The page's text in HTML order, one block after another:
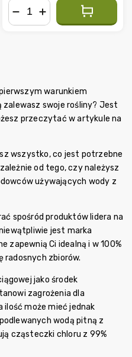
warunkiem
zalewasz swoje rośliny? Jest
przeczytać wartykule na
wszystko, co jest potrzebne
od tego, czy należysz
używających wody z
spośród produktów lidera na
jest marka
zapewnią Ci idealną i w 100%
radosnych zbiorów.
jako środek
zagrożenia dla
ilość może mieć jednak
wodą pitną z
cząsteczki chloru z 99%